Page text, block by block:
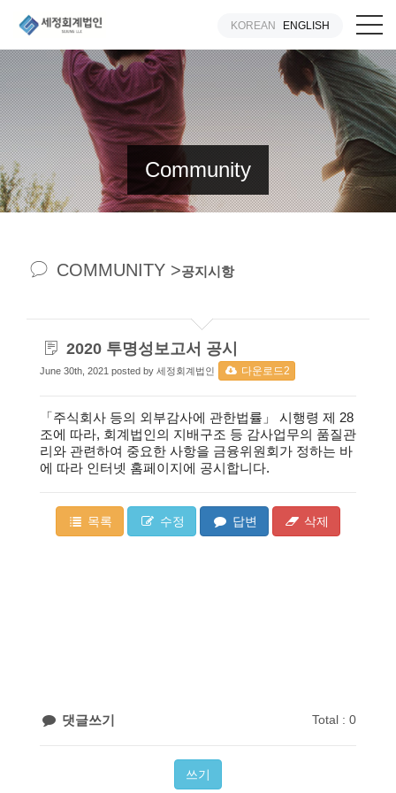
KOREAN ENGLISH
Community
COMMUNITY >공지시항
2020 투명성보고서 공시
June 30th, 2021 posted by 세정회계법인 다운로드2
「주식회사 등의 외부감사에 관한법률」 시행령 제 28
조에 따라, 회계법인의 지배구조 등 감사업무의 품질관
리와 관련하여 중요한 사항을 금융위원회가 정하는 바
에 따라 인터넷 홈페이지에 공시합니다.
목록 수정 답변 삭제
댓글쓰기 Total : 0
쓰기